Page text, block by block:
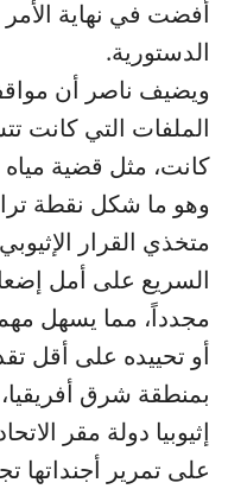
أفضت في نهاية الأمر
الدستورية.
ويضيف ناصر أن
الملفات التي كانت
كانت، مثل قضية
وهو ما شكل نقطة
متخذي القرار
السريع على أمل
مجدداً، مما يسهل
أو تحييده على أقل
بمنطقة شرق
إثيوبيا دولة مقر
على تمرير أجنداتها